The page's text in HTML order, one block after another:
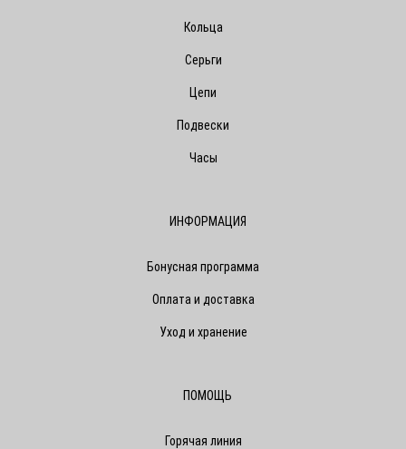
Кольца
Серьги
Цепи
Подвески
Часы
ИНФОРМАЦИЯ
Бонусная программа
Оплата и доставка
Уход и хранение
ПОМОЩЬ
Горячая линия